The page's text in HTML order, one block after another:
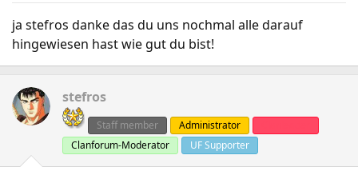
ja stefros danke das du uns nochmal alle darauf
hingewiesen hast wie gut du bist!
stefros
Staff member Administrator
Clanforum-Moderator
UF Supporter